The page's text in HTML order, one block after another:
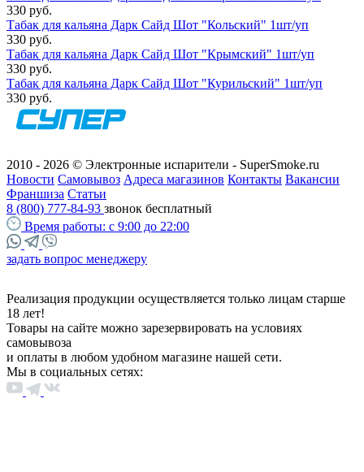
330 руб.
Табак для кальяна Дарк Сайд Шот "Кольский" 1шт/уп
330 руб.
Табак для кальяна Дарк Сайд Шот "Крымский" 1шт/уп
330 руб.
Табак для кальяна Дарк Сайд Шот "Курильский" 1шт/уп
330 руб.
2010 - 2026 © Электронные испарители - SuperSmoke.ru
Новости Самовывоз Адреса магазинов Контакты Вакансии
Франшиза Статьи
8 (800) 777-84-93 звонок бесплатный
Время работы: с 9:00 до 22:00
задать вопрос менеджеру
Реализация продукции осуществляется только лицам старше
18 лет!
Товары на сайте можно зарезервировать на условиях
самовывоза
и оплаты в любом удобном магазине нашей сети.
Мы в социальных сетях: